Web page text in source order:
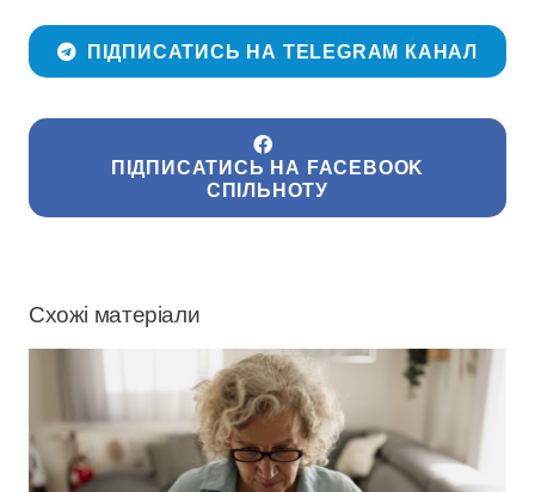
ПІДПИСАТИСЬ НА TELEGRAM КАНАЛ
ПІДПИСАТИСЬ НА FACEBOOK
СПІЛЬНОТУ
Схожі матеріали